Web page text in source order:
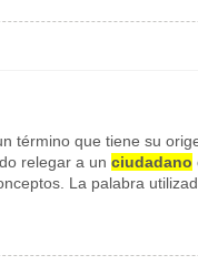
término que tiene su
relegar a un ciudadano
La palabra